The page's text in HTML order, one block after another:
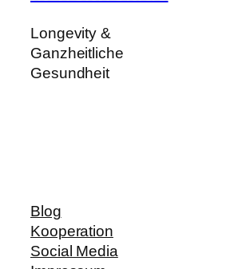
Longevity &
Ganzheitliche
Gesundheit
Blog
Kooperation
Social Media